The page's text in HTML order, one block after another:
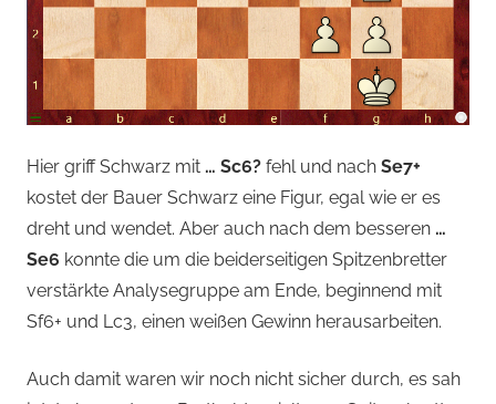
Hier griff Schwarz mit … Sc6? fehl und nach Se7+
kostet der Bauer Schwarz eine Figur, egal wie er es
dreht und wendet. Aber auch nach dem besseren …
Se6 konnte die um die beiderseitigen Spitzenbretter
verstärkte Analysegruppe am Ende, beginnend mit
Sf6+ und Lc3, einen weißen Gewinn herausarbeiten.
Auch damit waren wir noch nicht sicher durch, es sah